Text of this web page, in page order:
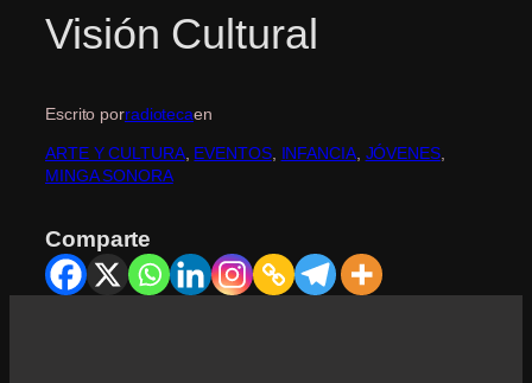
Visión Cultural
Escrito porradiotecaen
ARTE Y CULTURA, EVENTOS, INFANCIA, JÓVENES
MINGA SONORA
Comparte